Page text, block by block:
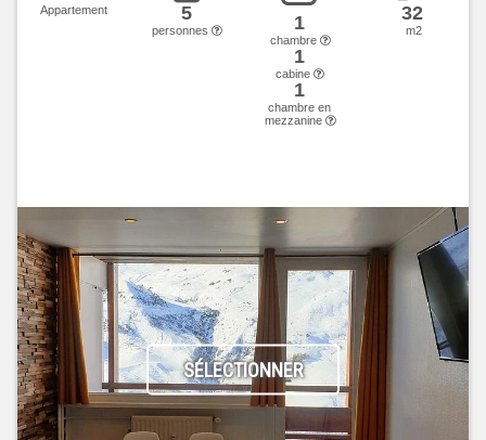
Appartement 5
personnes 1
chambre
1
cabine
1
chambre en
mezzanine
32
m2
SÉLECTIONNER